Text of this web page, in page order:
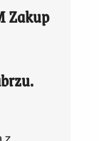
Zakup
z